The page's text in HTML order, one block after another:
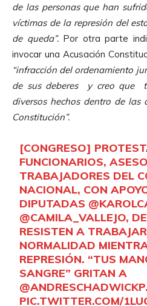
de las personas que han
víctimas de la represión del
de queda”. Por otra parte
invocar una Acusación
“infracción del ordenamiento
de sus deberes y creo que
diversos hechos dentro de las
Constitución”.
[CONGRESO]
FUNCIONARIOS,
TRABAJADORES DEL
NACIONAL, CON
DIPUTADAS
@CAMILA_VALLEJO,
RESISTEN A
NORMALIDAD
REPRESIÓN. “TUS
SANGRE” GRITAN A
@ANDRESCHADWICKP.
PIC.TWITTER.COM/